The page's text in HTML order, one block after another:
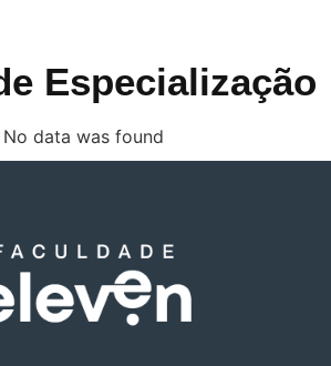
Especialização
No data was found